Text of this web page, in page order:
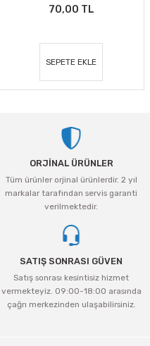
70,00 TL
SEPETE EKLE
ORJİNAL ÜRÜNLER
Tüm ürünler orjinal ürünlerdir. 2 yıl
markalar tarafından servis garanti
verilmektedir.
SATIŞ SONRASI GÜVEN
Satış sonrası kesintisiz hizmet
vermekteyiz. 09:00-18:00 arasında
çağrı merkezinden ulaşabilirsiniz.